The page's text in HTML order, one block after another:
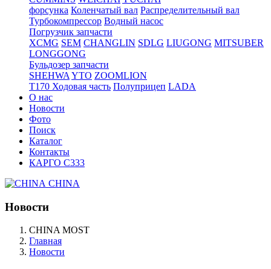
форсунка Коленчатый вал Распределительный вал
Турбокомпрессор Водный насос
Погрузчик запчасти
XCMG SEM CHANGLIN SDLG LIUGONG MITSUBER
LONGGONG
Бульдозер запчасти
SHEHWA YTO ZOOMLION
T170 Ходовая часть Полуприцеп LADA
О нас
Новости
Фото
Поиск
Каталог
Контакты
КАРГО С333
CHINA
Новости
CHINA MOST
Главная
Новости